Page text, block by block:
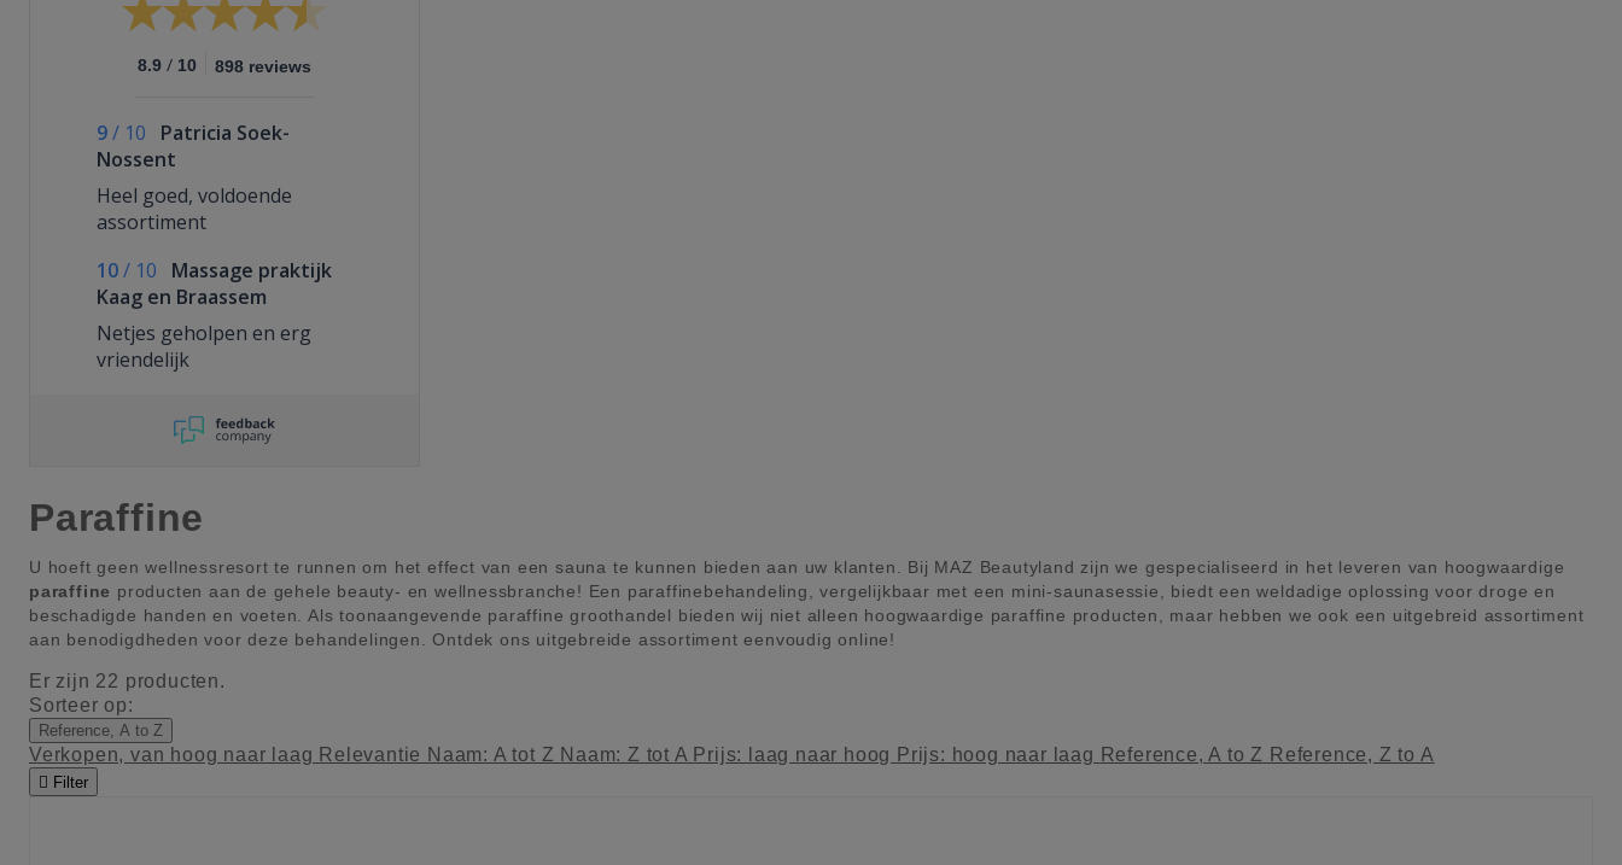
8.9 / 10 898 reviews
9/ 10
Patricia Soek-
Nossent
Heel goed, voldoende
assortiment
10/ 10
Massage praktijk
Kaag en Braassem
Netjes geholpen en erg
vriendelijk
Paraffine
U hoeft geen wellnessresort te runnen om het effect van een sauna te kunnen bieden aan uw klanten. Bij MAZ Beautyland zijn we gespecialiseerd in het leveren van hoogwaardige
paraffine producten aan de gehele beauty- en wellnessbranche! Een paraffinebehandeling, vergelijkbaar met een mini-saunasessie, biedt een weldadige oplossing voor droge en
beschadigde handen en voeten. Als toonaangevende paraffine groothandel bieden wij niet alleen hoogwaardige paraffine producten, maar hebben we ook een uitgebreid assortiment
aan benodigdheden voor deze behandelingen. Ontdek ons uitgebreide assortiment eenvoudig online!
Er zijn 22 producten.
Sorteer op:
Reference, A to Z
Verkopen, van hoog naar laag Relevantie Naam: A tot Z Naam: Z tot A Prijs: laag naar hoog Prijs: hoog naar laag Reference, A to Z Reference, Z to A
 Filter